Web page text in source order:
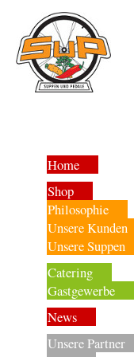
Home
Shop
Philosophie
Unsere Kunden
Unsere Suppen
Catering
Gastgewerbe
News
Unsere Partner